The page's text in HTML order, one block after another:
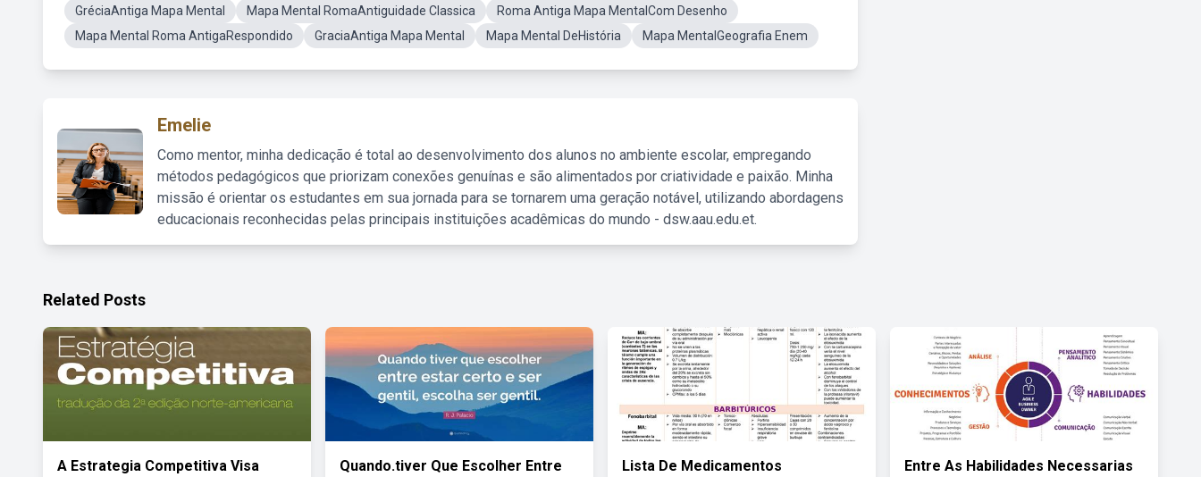
GréciaAntiga Mapa Mental
Mapa Mental RomaAntiguidade Classica
Roma Antiga Mapa MentalCom Desenho
Mapa Mental Roma AntigaRespondido
GraciaAntiga Mapa Mental Mapa Mental DeHistória Mapa MentalGeografia Enem
Emelie
Como mentor, minha dedicação é total ao desenvolvimento dos alunos no ambiente escolar, empregando
métodos pedagógicos que priorizam conexões genuínas e são alimentados por criatividade e paixão. Minha
missão é orientar os estudantes em sua jornada para se tornarem uma geração notável, utilizando abordagens
educacionais reconhecidas pelas principais instituições acadêmicas do mundo - dsw.aau.edu.et.
Related Posts
A Estrategia Competitiva Visa Quando.tiver Que Escolher Entre Lista De Medicamentos Entre As Habilidades Necessarias